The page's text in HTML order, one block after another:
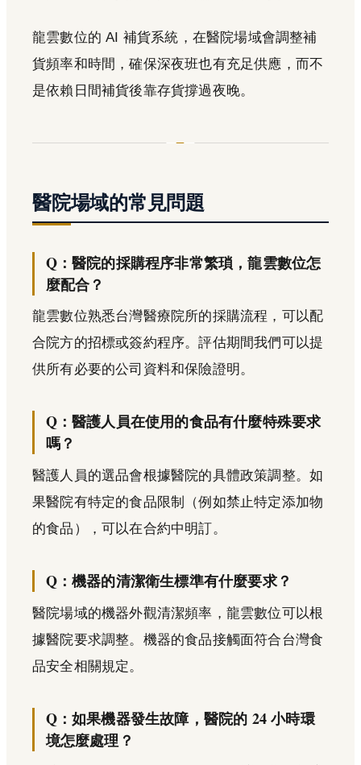
龍雲數位的 AI 補貨系統，在醫院場域會調整補
貨頻率和時間，確保深夜班也有充足供應，而不
是依賴日間補貨後靠存貨撐過夜晚。
醫院場域的常見問題
Q：醫院的採購程序非常繁瑣，龍雲數位怎
麼配合？
龍雲數位熟悉台灣醫療院所的採購流程，可以配
合院方的招標或簽約程序。評估期間我們可以提
供所有必要的公司資料和保險證明。
Q：醫護人員在使用的食品有什麼特殊要求
嗎？
醫護人員的選品會根據醫院的具體政策調整。如
果醫院有特定的食品限制（例如禁止特定添加物
的食品），可以在合約中明訂。
Q：機器的清潔衛生標準有什麼要求？
醫院場域的機器外觀清潔頻率，龍雲數位可以根
據醫院要求調整。機器的食品接觸面符合台灣食
品安全相關規定。
Q：如果機器發生故障，醫院的 24 小時環
境怎麼處理？